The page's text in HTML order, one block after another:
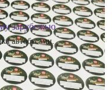
зарубежью
автобусами.